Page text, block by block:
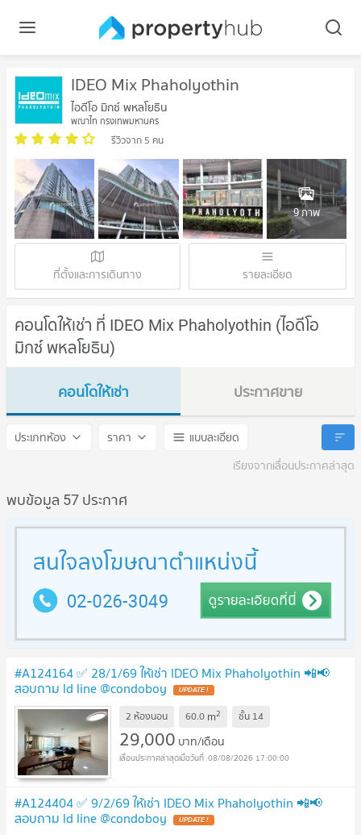
IDEO Mix Phaholyothin
ไอดีโอ มิกซ์ พหลโยธิน
พญาไท กรุงเทพมหานคร
รีวิวจาก 5 คน
9 ภาพ
ที่ตั้งและการเดินทาง รายละเอียด
คอนโดให้เช่า ที่ IDEO Mix Phaholyothin (ไอดีโอ
มิกซ์ พหลโยธิน)
คอนโดให้เช่า
IDEO Mix Phaholyothin
ประกาศขาย
IDEO Mix Phaholyothin
ประเภทห้อง ราคา
แบบละเอียด
เรียงจากเลื่อนประกาศล่าสุด
พบข้อมูล 57 ประกาศ
#A124164 ✅ 28/1/69 ให้เช่า IDEO Mix Phaholyothin 📲📢
สอบถาม ld line @condoboy UPDATE !
2 ห้องนอน 60.0 m2 ชั้น 14
29,000 บาท/เดือน
08/08/2026 17:00:00
#A124404 ✅ 9/2/69 ให้เช่า IDEO Mix Phaholyothin 📲📢
สอบถาม ld line @condoboy UPDATE !